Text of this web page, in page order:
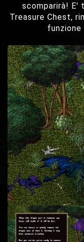
scomparirà! E'
Treasure Chest,
funzione